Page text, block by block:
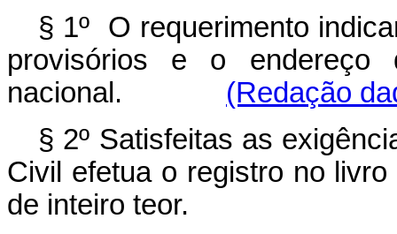
§ 1º O requerimento
provisórios e o
nacional. (Redação
§ 2º Satisfeitas as
Civil efetua o registro no
de inteiro teor.